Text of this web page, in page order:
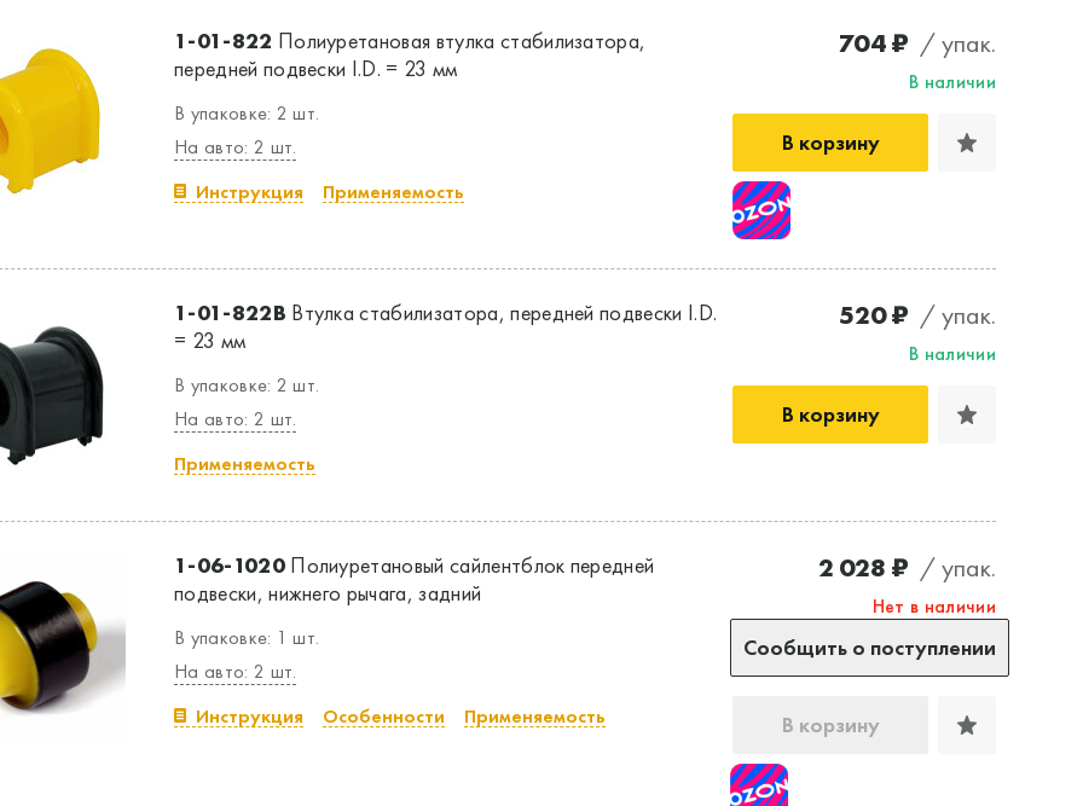
1-01-822 Полиуретановая втулка стабилизатора,
передней подвески I.D. = 23 мм
В упаковке: 2 шт.
На авто: 2 шт.
Инструкция
Применяемость
704 ₽ / упак.
В наличии
В корзину
1-01-822B Втулка стабилизатора, передней подвески I.D.
= 23 мм
В упаковке: 2 шт.
На авто: 2 шт.
Применяемость
520 ₽ / упак.
В наличии
В корзину
1-06-1020Полиуретановый сайлентблок передней
подвески, нижнего рычага, задний
В упаковке: 1 шт.
На авто: 2 шт.
Инструкция
Особенности Применяемость
2 028 ₽ / упак.
Нет в наличии
Сообщить о поступлении
В корзину